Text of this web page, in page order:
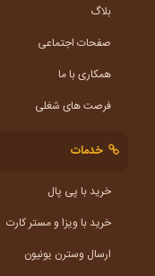
بلاگ
صفحات اجتماعی
همکاری با ما
فرصت های شغلی
خدمات
خرید با پی پال
خرید با ویزا و مستر کارت
ارسال وسترن یونیون